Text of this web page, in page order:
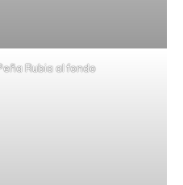
Rubia al fondo